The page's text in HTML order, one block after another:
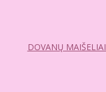
DOVANŲ MAIŠELIAI